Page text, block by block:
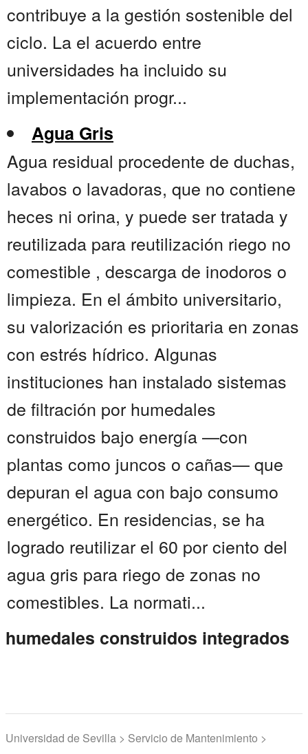
contribuye a la gestión sostenible del
ciclo. La el acuerdo entre
universidades ha incluido su
implementación progr...
Agua Gris
Agua residual procedente de duchas,
lavabos o lavadoras, que no contiene
heces ni orina, y puede ser tratada y
reutilizada para reutilización riego no
comestible , descarga de inodoros o
limpieza. En el ámbito universitario,
su valorización es prioritaria en zonas
con estrés hídrico. Algunas
instituciones han instalado sistemas
de filtración por humedales
construidos bajo energía —con
plantas como juncos o cañas— que
depuran el agua con bajo consumo
energético. En residencias, se ha
logrado reutilizar el 60 por ciento del
agua gris para riego de zonas no
comestibles. La normati...
humedales construidos integrados
Universidad de Sevilla > Servicio de Mantenimiento >